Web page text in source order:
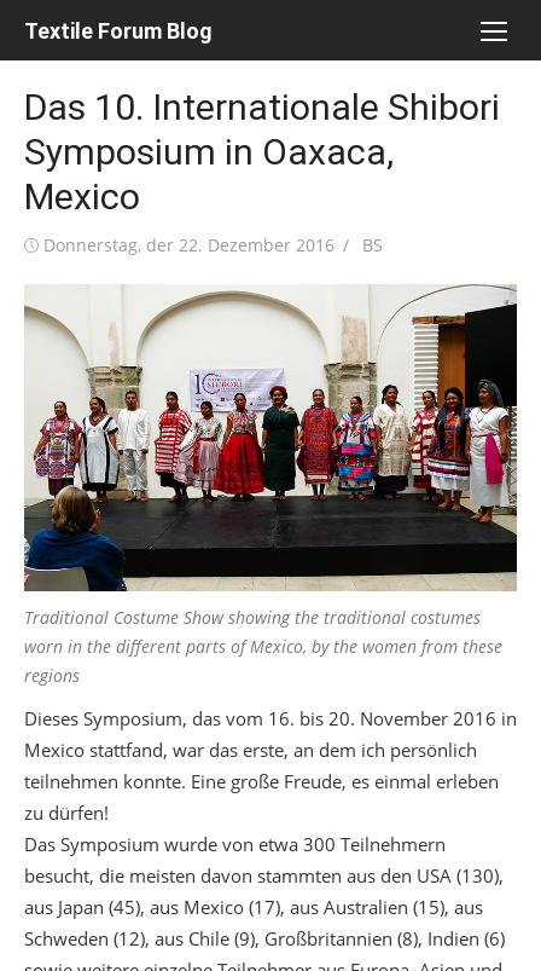
Textile Forum Blog
Das 10. Internationale Shibori
Symposium in Oaxaca,
Mexico
Posted
Donnerstag, der 22. Dezember 2016 Author
BS
Traditional Costume Show showing the traditional costumes
worn in the different parts of Mexico, by the women from these
regions
Dieses Symposium, das vom 16. bis 20. November 2016 in
Mexico stattfand, war das erste, an dem ich persönlich
teilnehmen konnte. Eine große Freude, es einmal erleben
zu dürfen!
Das Symposium wurde von etwa 300 Teilnehmern
besucht, die meisten davon stammten aus den USA (130),
aus Japan (45), aus Mexico (17), aus Australien (15), aus
Schweden (12), aus Chile (9), Großbritannien (8), Indien (6)